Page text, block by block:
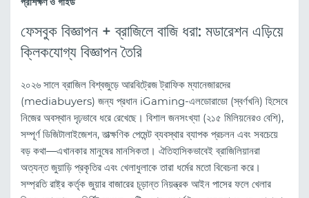
ফেসবুক বিজ্ঞাপন + ব্রাজিলে বাজি ধরা: মডারেশন এড়িয়ে
ক্লিকযোগ্য বিজ্ঞাপন তৈরি
২০২৬ সালে ব্রাজিল বিশ্বজুড়ে আরবিট্রেজ ট্রাফিক ম্যানেজারদের
(mediabuyers) জন্য প্রধান iGaming-এলডোরাডো (স্বর্ণখনি) হিসেবে
নিজের অবস্থান দৃঢ়ভাবে ধরে রেখেছে। বিশাল জনসংখ্যা (২১৫ মিলিয়নেরও বেশি),
সম্পূর্ণ ডিজিটালাইজেশন, তাত্ক্ষণিক পেমেন্ট ব্যবস্থার ব্যাপক প্রচলন এবং সবচেয়ে
বড় কথা—এখানকার মানুষের মানসিকতা। ঐতিহাসিকভাবেই ব্রাজিলিয়ানরা
অত্যন্ত জুয়াড়ি প্রকৃতির এবং খেলাধুলাকে তারা ধর্মের মতো বিবেচনা করে।
সম্প্রতি রাষ্ট্র কর্তৃক জুয়ার বাজারের চূড়ান্ত নিয়ন্ত্রক আইন পাসের ফলে খেলার